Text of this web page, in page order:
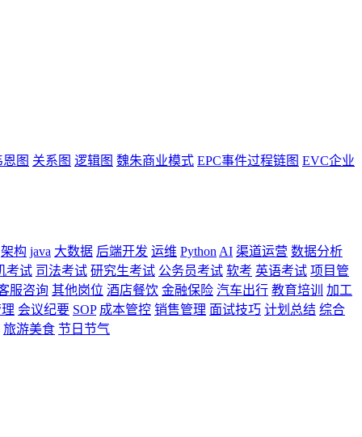
恩图 关系图 逻辑图 魏朱商业模式 EPC事件过程链图 EVC企业
架构 java 大数据 后端开发 运维 Python AI 渠道运营 数据分析
考试 司法考试 研究生考试 公务员考试 软考 英语考试 项目管
服咨询 其他岗位 酒店餐饮 金融保险 汽车出行 教育培训
加工
会议纪要 SOP 成本管控 销售管理 面试技巧 计划总结 综合
旅游美食 节日节气